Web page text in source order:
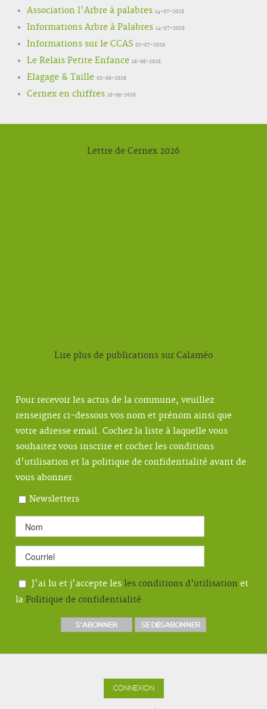
Association l'Arbre à palabres 14-07-2026
Informations Arbre à Palabres 14-07-2026
Informations sur le CCAS 02-07-2026
Le Relais Petite Enfance 16-06-2026
Elagage & Taille 02-06-2026
Cernex en chiffres 16-05-2026
Lettre de Cernex 2026
Lire plus de publications sur Calaméo
Pour recevoir les actus de la commune, veuillez
renseigner ci-dessous vos nom et prénom ainsi que
votre adresse email. Cochez la liste à laquelle vous
souhaitez vous inscrire et cocher les conditions
d'utilisation et la politique de confidentialité avant de
vous abonner.
Newsletters
J'ai lu et j'accepte les les conditions d’utilisation et
la Politique de confidentialité
CONNEXION